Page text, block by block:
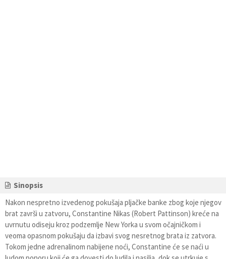
Sinopsis
Nakon nespretno izvedenog pokušaja pljačke banke zbog koje njegov
brat završi u zatvoru, Constantine Nikas (Robert Pattinson) kreće na
uvrnutu odiseju kroz podzemlje New Yorka u svom očajničkom i
veoma opasnom pokušaju da izbavi svog nesretnog brata iz zatvora.
Tokom jedne adrenalinom nabijene noći, Constantine će se naći u